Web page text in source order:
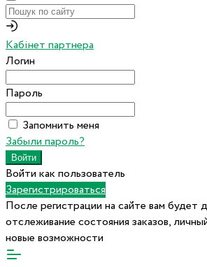
Кабінет партнера
Логин
Пароль
Запомнить меня
Забыли пароль?
Войти как пользователь
Зарегистрироваться
После регистрации на сайте вам будет
отслеживание состояния заказов,
новые возможности